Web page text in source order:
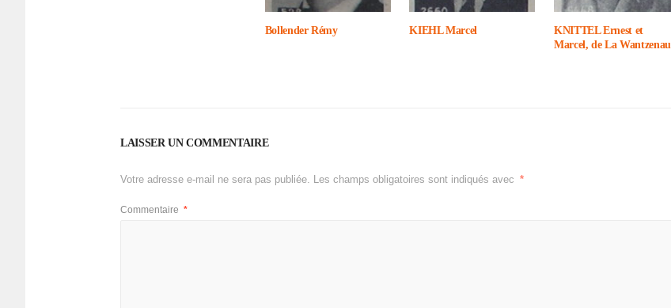
Bollen­der Rémy KIEHL Marcel
KNITTEL Ernest et
Marcel, de La Want­ze­nau
LAISSER UN COMMENTAIRE
Votre adresse e-mail ne sera pas publiée. Les champs obligatoires sont indiqués avec *
Commentaire *